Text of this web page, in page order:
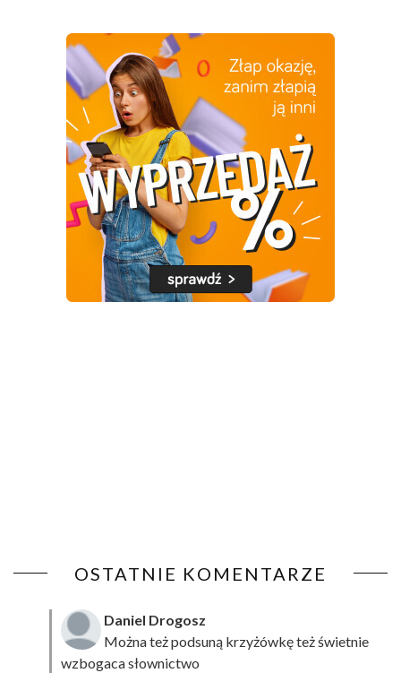
OSTATNIE KOMENTARZE
Daniel Drogosz
Można też podsuną krzyżówkęteż świetnie
wzbogaca słownictwo